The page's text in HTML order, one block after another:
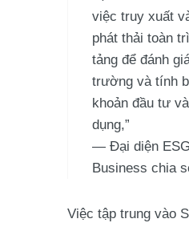
việc truy xuất
phát thải toàn
tảng để đánh
trường và tính
khoản đầu tư
dụng,”
— Đại diện
Business chia
Việc tập trung vào